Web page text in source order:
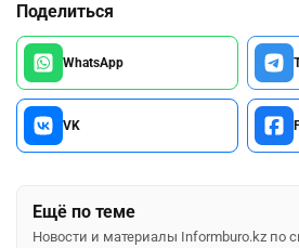
Поделиться
WhatsApp
VK
Ещё по теме
Новости и материалы Informburo.kz по